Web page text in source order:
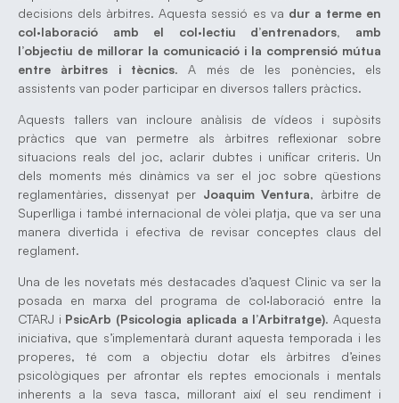
decisions dels àrbitres. Aquesta sessió es va dur a terme en
col·laboració amb el col·lectiu d’entrenadors, amb
l’objectiu de millorar la comunicació i la comprensió mútua
entre àrbitres i tècnics. A més de les ponències, els
assistents van poder participar en diversos tallers pràctics.
Aquests tallers van incloure anàlisis de vídeos i supòsits
pràctics que van permetre als àrbitres reflexionar sobre
situacions reals del joc, aclarir dubtes i unificar criteris. Un
dels moments més dinàmics va ser el joc sobre qüestions
reglamentàries, dissenyat per Joaquim Ventura, àrbitre de
Superlliga i també internacional de vòlei platja, que va ser una
manera divertida i efectiva de revisar conceptes claus del
reglament.
Una de les novetats més destacades d’aquest Clinic va ser la
posada en marxa del programa de col·laboració entre la
CTARJ i PsicArb (Psicologia aplicada a l’Arbitratge). Aquesta
iniciativa, que s’implementarà durant aquesta temporada i les
properes, té com a objectiu dotar els àrbitres d’eines
psicològiques per afrontar els reptes emocionals i mentals
inherents a la seva tasca, millorant així el seu rendiment i